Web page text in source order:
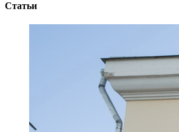
Статьи